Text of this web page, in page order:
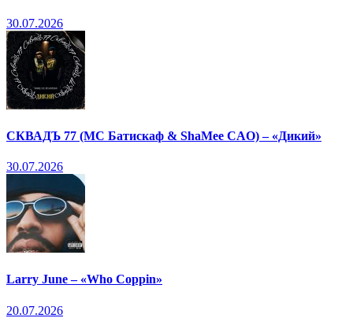
30.07.2026
СКВАДЪ 77 (МС Батискаф & ShaMee CAO) – «Дикий»
30.07.2026
Larry June – «Who Coppin»
20.07.2026